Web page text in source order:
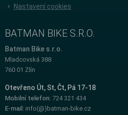
Nastavení cookies
BATMAN BIKE S.R.O.
Batman Bike s.r.o.
Mladcovská 388
760 01 Zlín
Otevřeno Út, St, Čt, Pá 17-18
Mobilní telefon: 724 321 434
E-mail: info(@)batman-bike.cz